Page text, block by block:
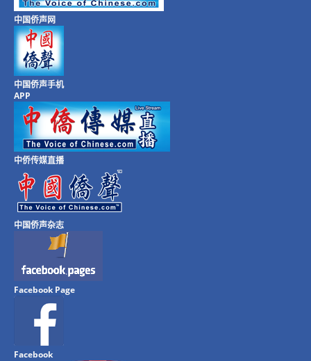
中国侨声网
中国侨声手机
APP
中侨传媒直播
中国侨声杂志
Facebook Page
Facebook